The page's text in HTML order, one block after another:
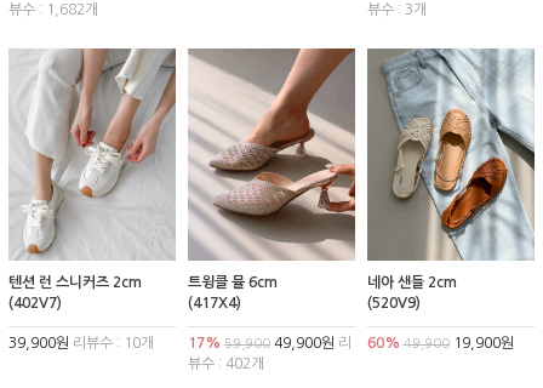
뷰수 : 1,682개
뷰수 : 3개
텐션 런 스니커즈 2cm
(402V7)
39,900원 리뷰수 : 10개
트윙클 뮬 6cm
(417X4)
17% 59,90049,900원 리
뷰수 : 402개
네아 샌들 2cm
(520V9)
60% 49,90019,900원